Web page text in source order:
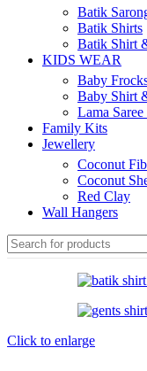
Batik
Batik Shirts
Batik Shirt
KIDS WEAR
Baby
Baby Shirt
Lama
Family Kits
Jewellery
Coconut
Coconut
Red Clay
Wall Hangers
Click to enlarge